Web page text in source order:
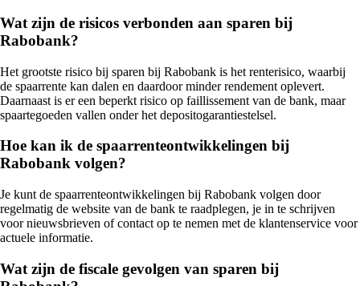
Wat zijn de risicos verbonden aan sparen bij
Rabobank?
Het grootste risico bij sparen bij Rabobank is het renterisico, waarbij
de spaarrente kan dalen en daardoor minder rendement oplevert.
Daarnaast is er een beperkt risico op faillissement van de bank, maar
spaartegoeden vallen onder het depositogarantiestelsel.
Hoe kan ik de spaarrenteontwikkelingen bij
Rabobank volgen?
Je kunt de spaarrenteontwikkelingen bij Rabobank volgen door
regelmatig de website van de bank te raadplegen, je in te schrijven
voor nieuwsbrieven of contact op te nemen met de klantenservice voor
actuele informatie.
Wat zijn de fiscale gevolgen van sparen bij